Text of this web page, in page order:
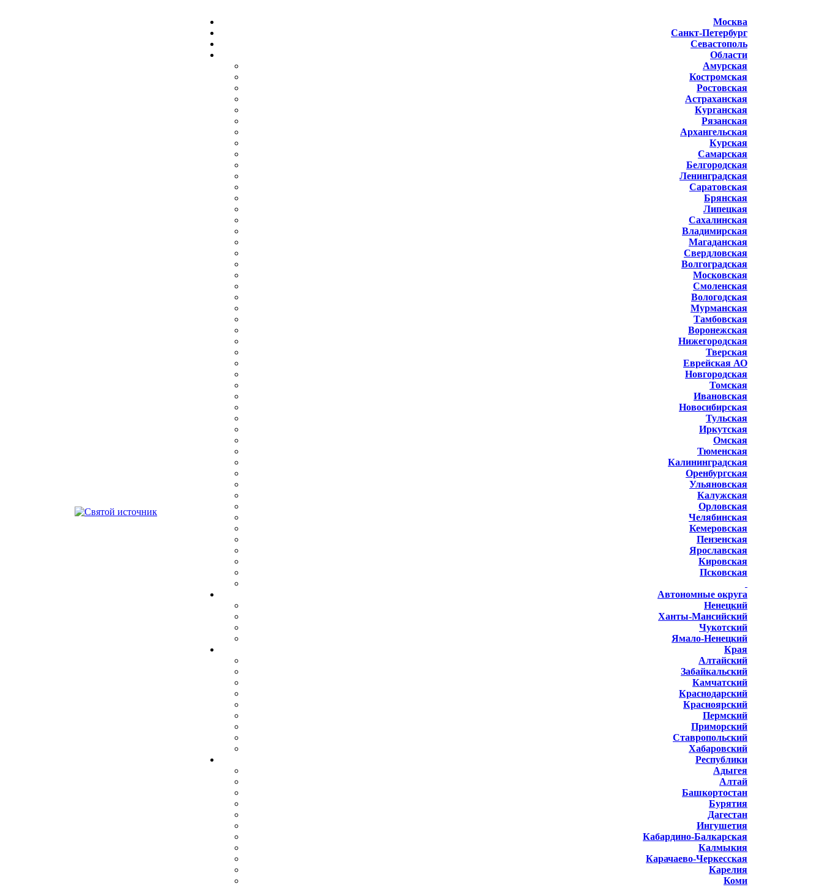
Москва
Санкт-Петербург
Севастополь
Области
Амурская
Костромская
Ростовская
Астраханская
Курганская
Рязанская
Архангельская
Курская
Самарская
Белгородская
Ленинградская
Саратовская
Брянская
Липецкая
Сахалинская
Владимирская
Магаданская
Свердловская
Волгоградская
Московская
Смоленская
Вологодская
Мурманская
Тамбовская
Воронежская
Нижегородская
Тверская
Еврейская АО
Новгородская
Томская
Ивановская
Новосибирская
Тульская
Иркутская
Омская
Тюменская
Калининградская
Оренбургская
Ульяновская
Калужская
Орловская
Челябинская
Кемеровская
Пензенская
Ярославская
Кировская
Псковская
Автономные округа
Ненецкий
Ханты-Мансийский
Чукотский
Ямало-Ненецкий
Края
Алтайский
Забайкальский
Камчатский
Краснодарский
Красноярский
Пермский
Приморский
Ставропольский
Хабаровский
Республики
Адыгея
Алтай
Башкортостан
Бурятия
Дагестан
Ингушетия
Кабардино-Балкарская
Калмыкия
Карачаево-Черкесская
Карелия
Коми